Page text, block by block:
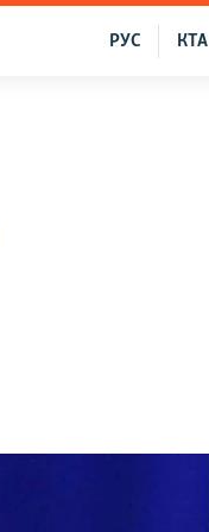
КТА
РУС